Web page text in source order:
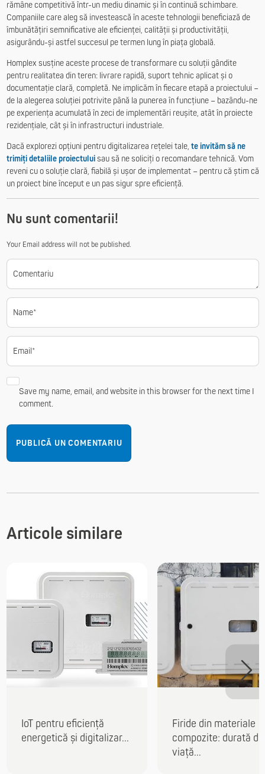
rămâne competitivă într-un mediu dinamic și în continuă schimbare.
Companiile care aleg să investească în aceste tehnologii beneficiază de
îmbunătățiri semnificative ale eficienței, calității și productivității,
asigurându-și astfel succesul pe termen lung în piața globală.
Homplex susține aceste procese de transformare cu soluții gândite
pentru realitatea din teren: livrare rapidă, suport tehnic aplicat și o
documentație clară, completă. Ne implicăm în fiecare etapă a proiectului –
de la alegerea soluției potrivite până la punerea în funcțiune – bazându-ne
pe experiența acumulată în zeci de implementări reușite, atât în proiecte
rezidențiale, cât și în infrastructuri industriale.
Dacă explorezi opțiuni pentru digitalizarea rețelei tale, te invităm să ne
trimiți detaliile proiectuluisau să ne soliciți o recomandare tehnică. Vom
reveni cu o soluție clară, fiabilă și ușor de implementat – pentru că știm că
un proiect bine început e un pas sigur spre eficiență.
Nu sunt comentarii!
Your Email address will not be published.
Comentariu
Name*
Email*
Save my name, email, and website in this browser for the next time I
comment.
Articole similare
IoT pentru eficiență
energetică și digitalizar...
Firide din materiale
compozite: durată de
viață...